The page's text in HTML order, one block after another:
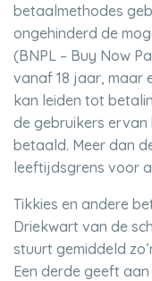
betaalmethodes
ongehinderd de
(BNPL – Buy Now
vanaf 18 jaar, maar
kan leiden tot
de gebruikers ervan
betaald. Meer dan
leeftijdsgrens voor
Tikkies en andere
Driekwart van de
stuurt gemiddeld
Een derde geeft